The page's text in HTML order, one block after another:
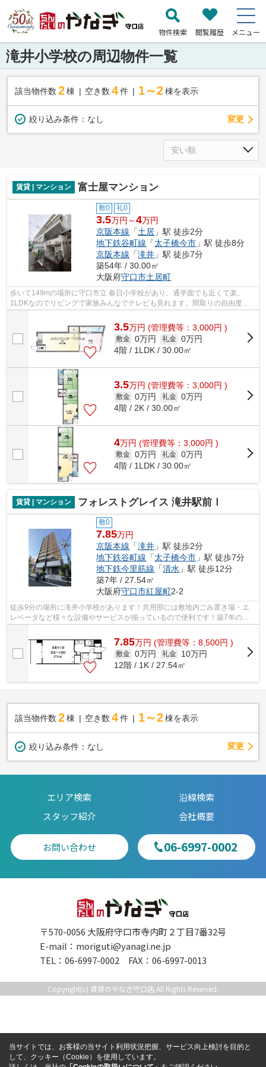
物件検索 閲覧履歴 メニュー
滝井小学校の周辺物件一覧
該当物件数 2棟 空き数 4 件 1～2 棟を表示
絞り込み条件： なし 変更
賃貸 | マンション 富士屋マンション
敷0 礼0
3.5万円～4万円
京阪本線 「土居 」駅 徒歩2分
地下鉄谷町線 「太子橋今市 」駅 徒歩8分
京阪本線 「滝井 」駅 徒歩7分
築54年 / 30.00㎡
大阪府守口市土居町
歩いて149mの場所に守口市立 春日小学校があり、通学面でも近くて楽。
1LDKなのでリビングで家族みんなでテレビも見れます。間取りの自由度が
ある住宅なら、おすすめはRC構造です。引っ...
3.5万円 (管理費等：3,000円 )
敷金 0万円 礼金 0万円
4階 / 1LDK / 30.00㎡
3.5万円 (管理費等：3,000円 )
敷金 0万円 礼金 0万円
4階 / 2K / 30.00㎡
4万円 (管理費等：3,000円 )
敷金 0万円 礼金 0万円
4階 / 1LDK / 30.00㎡
賃貸 | マンション フォレストグレイス 滝井駅前Ⅰ
敷0
7.85万円
京阪本線 「滝井 」駅 徒歩2分
地下鉄谷町線 「太子橋今市 」駅 徒歩7分
地下鉄今里筋線 「清水 」駅 徒歩12分
築7年 / 27.54㎡
大阪府守口市紅屋町2-2
徒歩9分の場所に滝井小学校があります！共用部には敷地内ごみ置き場・エ
レベータなど様々な設備やサービスが揃っているので便利です！築7年の物
7.85万円 (管理費等：8,500円 )
敷金 0万円 礼金
10万円
12階 / 1K / 27.54㎡
該当物件数 2棟 空き数 4 件 1～2 棟を表示
絞り込み条件： なし 変更
エリア検索
沿線検索
スタッフ紹介
会社概要
お問い合わせ 06-6997-0002
〒570-0056 大阪府守口市寺内町２丁目7番32号
E-mail： moriguti@yanagi.ne.jp
TEL：06-6997-0002 FAX：06-6997-0013
Copyright(c) 賃貸のやなぎ守口店 All Rights Reserved.
当サイトでは、お客様の当サイト利用状況把握、サービス向上検討を目的と
して、クッキー（Cookie）を使用しています。